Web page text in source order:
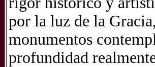
por la luz de la
monumentos
profundidad